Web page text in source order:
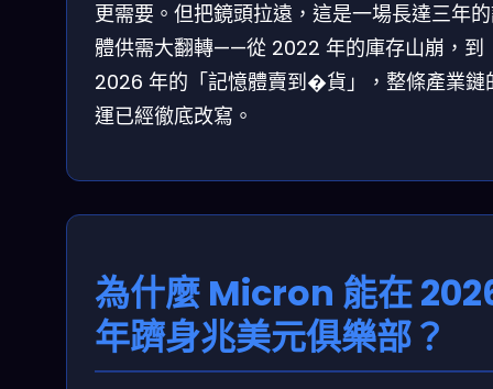
更需要。但把鏡頭拉遠，這是一場長達三年
體供需大翻轉——從 2022 年的庫存山崩，到
2026 年的「記憶體賣到�貨」，整條產業鏈
運已經徹底改寫。
為什麼 Micron 能在
年躋身兆美元俱樂部？